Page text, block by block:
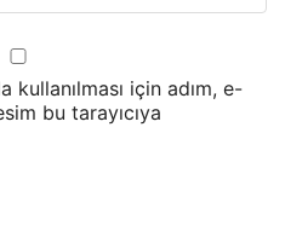
kullanılması için adım, e-
bu tarayıcıya